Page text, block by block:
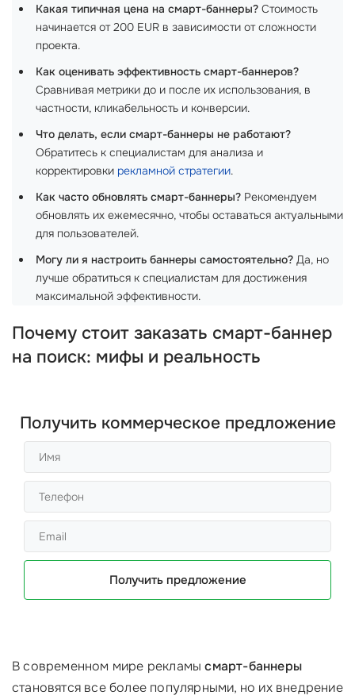
Какая типичная цена на смарт-баннеры? Стоимость
начинается от 200 EUR в зависимости от сложности
проекта.
Как оценивать эффективность смарт-баннеров?
Сравнивая метрики до и после их использования, в
частности, кликабельность и конверсии.
Что делать, если смарт-баннеры не работают?
Обратитесь к специалистам для анализа и
корректировки рекламной стратегии.
Как часто обновлять смарт-баннеры? Рекомендуем
обновлять их ежемесячно, чтобы оставаться актуальными
для пользователей.
Могу ли я настроить баннеры самостоятельно? Да, но
лучше обратиться к специалистам для достижения
максимальной эффективности.
Почему стоит заказать смарт-баннер
на поиск: мифы и реальность
Получить коммерческое предложение
Получить предложение
В современном мире рекламысмарт-баннеры
становятся все более популярными, но их внедрение